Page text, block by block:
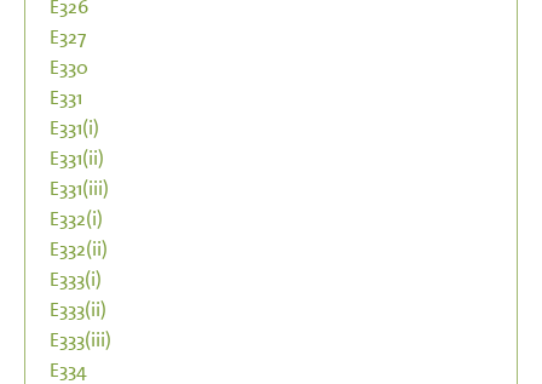
E326
E327
E330
E331
E331(i)
E331(ii)
E331(iii)
E332(i)
E332(ii)
E333(i)
E333(ii)
E333(iii)
E334